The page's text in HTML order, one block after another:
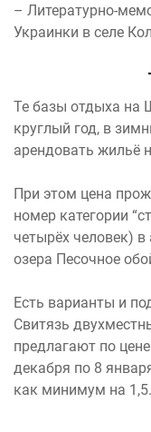
– Литературно-
Украинки в селе
Те базы отдыха на
круглый год, в
арендовать жильё
При этом цена
номер категории
четырёх человек) в
озера Песочное
Есть варианты и
Свитязь
предлагают по
декабря по 8
как минимум на 1,5.